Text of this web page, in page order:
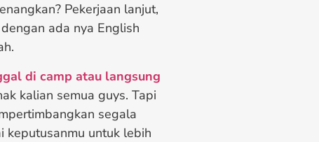
Pekerjaan lanjut,
ada nya English
di camp atau langsung
kalian semua guys. Tapi
segala
keputusanmu untuk lebih